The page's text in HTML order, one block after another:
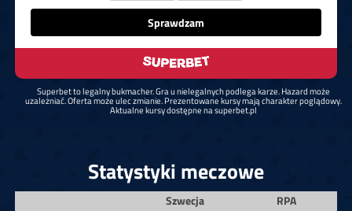
Sprawdzam
Superbet to legalny bukmacher. Gra u nielegalnych podlega karze. Hazard może
uzależniać. Oferta może ulec zmianie. Prezentowane kursy mają charakter poglądowy.
Aktualne kursy dostępne na superbet.pl
Statystyki meczowe
Szwecja
RPA